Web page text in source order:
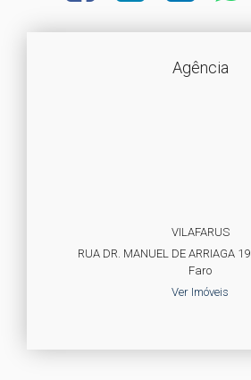
Agência
VILAFARUS
RUA DR. MANUEL DE ARRIAGA
Faro
Ver Imóveis